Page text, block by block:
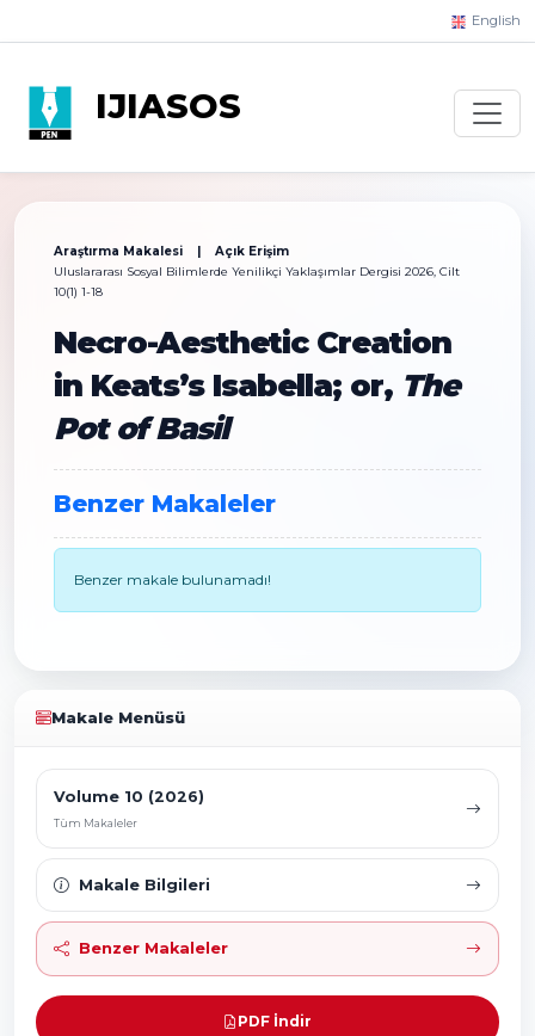
English
IJIASOS
Araştırma Makalesi | Açık Erişim
Uluslararası Sosyal Bilimlerde Yenilikçi Yaklaşımlar Dergisi 2026, Cilt
10(1) 1-18
Necro-Aesthetic Creation
in Keats’s Isabella; or, The
Pot of Basil
Benzer Makaleler
Benzer makale bulunamadı!
Makale Menüsü
Volume 10 (2026)
Tüm Makaleler
Makale Bilgileri
Benzer Makaleler
PDF İndir